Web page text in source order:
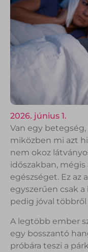
2026. június 1.
Van egy
miközben mi azt
nem okoz
időszakban,
egészséget. Ez az
egyszerűen csak
pedig jóval többről
A legtöbb ember
egy bosszantó
próbára teszi a